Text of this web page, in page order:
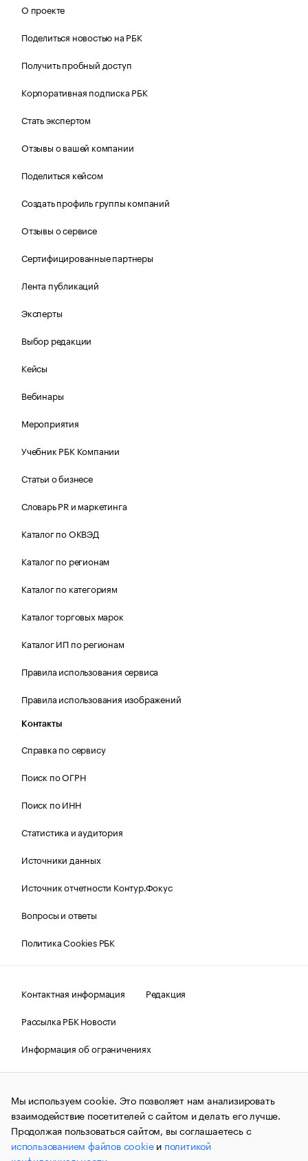
О проекте
Поделиться новостью на РБК
Получить пробный доступ
Корпоративная подписка РБК
Стать экспертом
Отзывы о вашей компании
Поделиться кейсом
Создать профиль группы компаний
Отзывы о сервисе
Сертифицированные партнеры
Лента публикаций
Эксперты
Выбор редакции
Кейсы
Вебинары
Мероприятия
Учебник РБК Компании
Статьи о бизнесе
Словарь PR и маркетинга
Каталог по ОКВЭД
Каталог по регионам
Каталог по категориям
Каталог торговых марок
Каталог ИП по регионам
Правила использования сервиса
Правила использования изображений
Контакты
Справка по сервису
Поиск по ОГРН
Поиск по ИНН
Статистика и аудитория
Источники данных
Источник отчетности Контур.Фокус
Вопросы и ответы
Политика Cookies РБК
Контактная информация
Редакция
Рассылка РБК Новости
Информация об ограничениях
Правовая информация
О соблюдении авторских прав
© АО «РОСБИЗНЕСКОНСАЛТИНГ»,1995–2026.Сообщения
и материалы информационного агентства «РБК»
(зарегистрировано Федеральной службой по надзору в сфере
связи, информационных технологий и массовых
коммуникаций (Роскомнадзор) 09.12.2015 за номером ИА
№ФС77-63848) сопровождаются пометкой «РБК». Отдельные
Мы используем cookie. Это позволяет нам анализировать
взаимодействие посетителей с сайтом и делать его лучше.
Продолжая пользоваться сайтом, вы соглашаетесь с
использованием файлов cookieи политикой